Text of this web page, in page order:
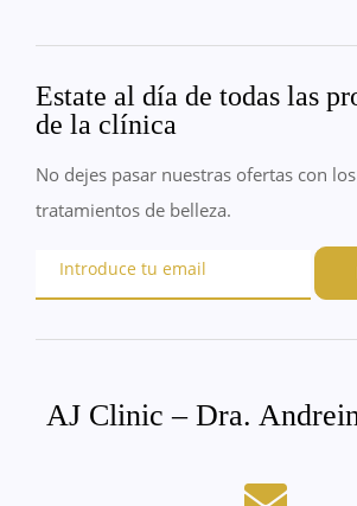
Estate al día de todas las
de la clínica
No dejes pasar nuestras ofertas con
tratamientos de belleza.
AJ Clinic – Dra.